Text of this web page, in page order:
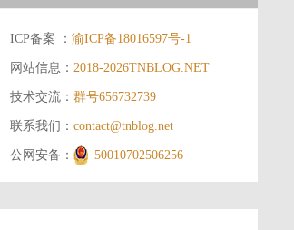
ICP备案 ：渝ICP备18016597号-1
网站信息：2018-2026TNBLOG.NET
技术交流：群号656732739
联系我们：contact@tnblog.net
公网安备： 50010702506256